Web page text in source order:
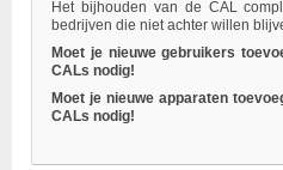
Het bijhouden van de CAL
bedrijven die niet achter willen
Moet je nieuwe gebruikers
CALs nodig!
Moet je nieuwe apparaten
CALs nodig!